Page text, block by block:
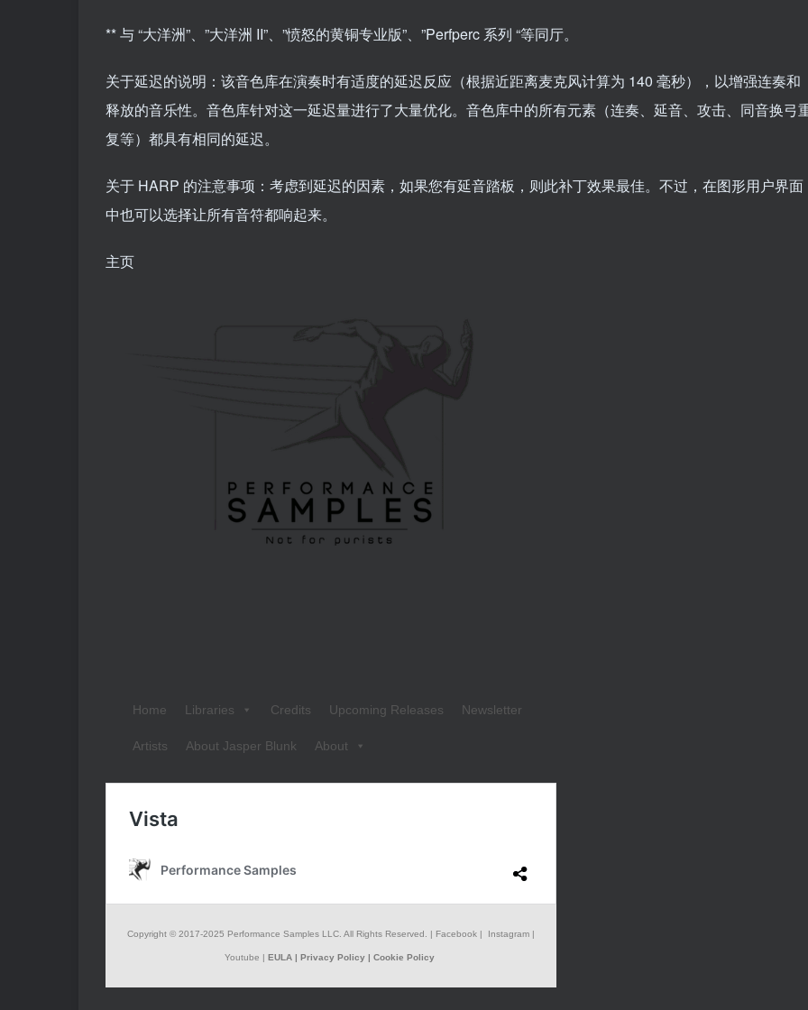
** 与 “大洋洲”、”大洋洲 II”、”愤怒的黄铜专业版”、”Perfperc 系列 “等同厅。
关于延迟的说明：该音色库在演奏时有适度的延迟反应（根据近距离麦克风计算为 140 毫秒），以增强连奏和
释放的音乐性。音色库针对这一延迟量进行了大量优化。音色库中的所有元素（连奏、延音、攻击、同音换弓
复等）都具有相同的延迟。
关于 HARP 的注意事项：考虑到延迟的因素，如果您有延音踏板，则此补丁效果最佳。不过，在图形用户界面
中也可以选择让所有音符都响起来。
主页